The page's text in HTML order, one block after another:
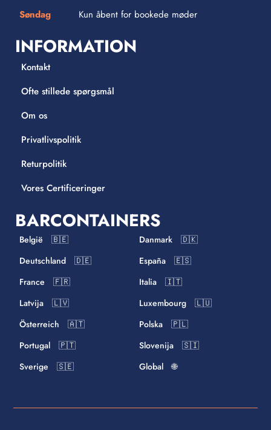
Søndag
Kun åbent for bookede møder
INFORMATION
Kontakt
Ofte stillede spørgsmål
Om os
Privatlivspolitik
Returpolitik
Vores Certificeringer
BARCONTAINERS
België 🇧🇪
Danmark 🇩🇰
Deutschland 🇩🇪
España 🇪🇸
France 🇫🇷
Italia 🇮🇹
Latvija 🇱🇻
Luxembourg 🇱🇺
Österreich 🇦🇹
Polska 🇵🇱
Portugal 🇵🇹
Slovenija 🇸🇮
Sverige 🇸🇪
Global 🌐